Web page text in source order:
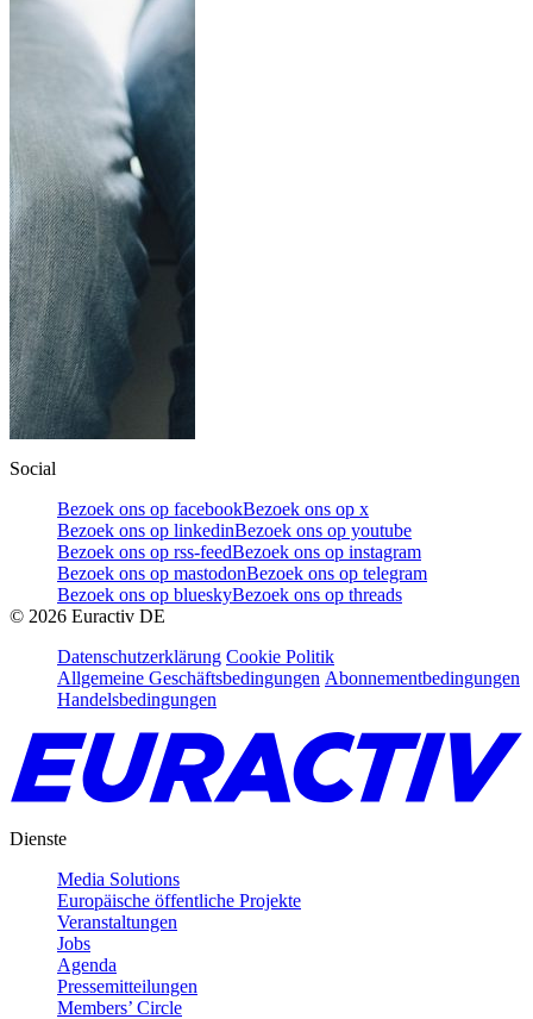
Social
Bezoek ons op facebookBezoek ons op x
Bezoek ons op linkedinBezoek ons op youtube
Bezoek ons op rss-feedBezoek ons op instagram
Bezoek ons op mastodonBezoek ons op telegram
Bezoek ons op blueskyBezoek ons op threads
© 2026 Euractiv DE
Datenschutzerklärung Cookie Politik
Allgemeine Geschäftsbedingungen Abonnementbedingungen
Handelsbedingungen
Dienste
Media Solutions
Europäische öffentliche Projekte
Veranstaltungen
Jobs
Agenda
Pressemitteilungen
Members’ Circle